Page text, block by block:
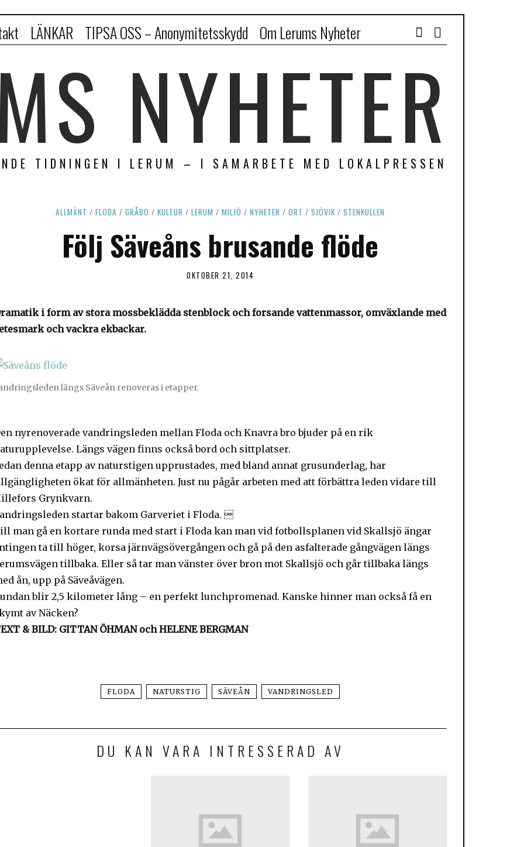
LÄNKAR TIPSA OSS – Anonymitetsskydd Om Lerums Nyheter
Facebook
NYHETER
TIDNINGEN I LERUM – I SAMARBETE MED LOKALPRESSEN
ALLMÄNT / FLODA / GRÅBO / KULTUR / LERUM / MILJÖ / NYHETER / ORT / SJÖVIK / STENKULLEN
Följ Säveåns brusande flöde
OKTOBER 21, 2014
i form av stora mossbeklädda stenblock och forsande vattenmassor, omväxlande med
och vackra ekbackar.
längs Säveån renoveras i etapper.
nyrenoverade vandringsleden mellan Floda och Knavra bro bjuder på en rik
Längs vägen finns också bord och sittplatser.
denna etapp av naturstigen upprustades, med bland annat grusunderlag, har
ökat för allmänheten. Just nu pågår arbeten med att förbättra leden vidare till
Grynkvarn.
startar bakom Garveriet i Floda. 
man gå en kortare runda med start i Floda kan man vid fotbollsplanen vid Skallsjö ängar
ta till höger, korsa järnvägsövergången och gå på den asfalterade gångvägen längs
tillbaka. Eller så tar man vänster över bron mot Skallsjö och går tillbaka längs
ån, upp på Säveåvägen.
blir 2,5 kilometer lång – en perfekt lunchpromenad. Kanske hinner man också få en
av Näcken?
& BILD: GITTAN ÖHMAN och HELENE BERGMAN
FLODA NATURSTIG SÄVEÅN VANDRINGSLED
DU KAN VARA INTRESSERAD AV